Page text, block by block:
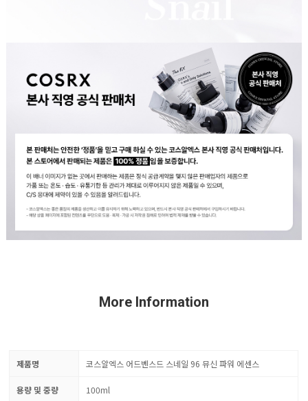
More Information
제품명 코스알엑스 어드벤스드 스네일 96 뮤신 파워 에센스
용량 및 중량 100ml